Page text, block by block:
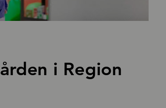
i Region